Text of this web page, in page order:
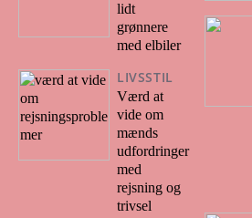
lidt
grønnere
med elbiler
LIVSSTIL
Værd at
vide om
mænds
udfordringer
med
rejsning og
trivsel